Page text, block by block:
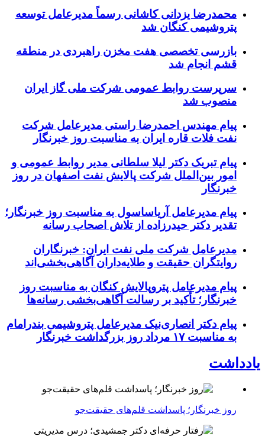
محمدرضا یزدانی کاشانی رسماً مدیرعامل توسعه
پتروشیمی کنگان شد
بازرسی تخصصی هفت مخزن راهبردی در منطقه
قشم انجام شد
سرپرست روابط عمومی شرکت ملی گاز ایران
منصوب شد
پیام مهندس احمدرضا راستی مدیرعامل شرکت
نفت فلات قاره ایران به مناسبت روز خبرنگار
پیام تبریک دکتر لیلا سلطانی مدیر روابط عمومی و
امور بین‌الملل شرکت پالایش نفت اصفهان در روز
خبرنگار
پیام مدیرعامل آریاساسول به مناسبت روز خبرنگار؛
تقدیر دکتر حیدرزاده از تلاش اصحاب رسانه
مدیرعامل شرکت ملی نفت ایران: خبرنگاران
روایتگران حقیقت و طلایه‌داران آگاهی‌بخشی‌اند
پیام مدیرعامل پتروپالایش کنگان به مناسبت روز
خبرنگار؛ تأکید بر رسالت آگاهی‌بخشی رسانه‌ها
پیام دکتر انصاری‌نیک مدیرعامل پتروشیمی بندرامام
به مناسبت ۱۷ مرداد روز بزرگداشت خبرنگار
یادداشت
روز خبرنگار؛ پاسداشت قلم‌های حقیقت‌جو